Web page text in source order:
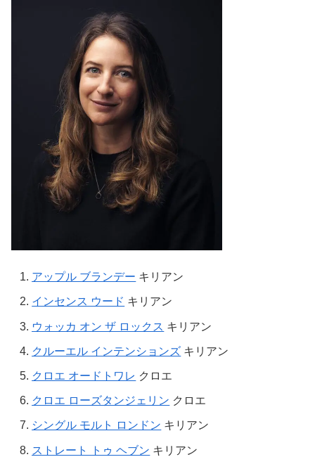
アップル ブランデー キリアン
インセンス ウード キリアン
ウォッカ オン ザ ロックス キリアン
クルーエル インテンションズ キリアン
クロエ オードトワレ クロエ
クロエ ローズタンジェリン クロエ
シングル モルト ロンドン キリアン
ストレート トゥ ヘブン キリアン